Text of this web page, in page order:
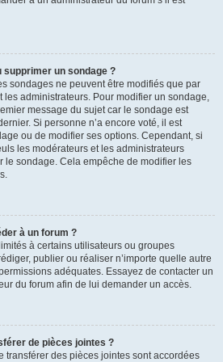
un sondage ?
sondages ne peuvent être modifiés que par
les administrateurs. Pour modifier un sondage,
message du sujet car le sondage est
Si personne n’a encore voté, il est
ou de modifier ses options. Cependant, si
les modérateurs et les administrateurs
le sondage. Cela empêche de modifier les
à un forum ?
à certains utilisateurs ou groupes
publier ou réaliser n’importe quelle autre
adéquates. Essayez de contacter un
du forum afin de lui demander un accès.
de pièces jointes ?
transférer des pièces jointes sont accordées